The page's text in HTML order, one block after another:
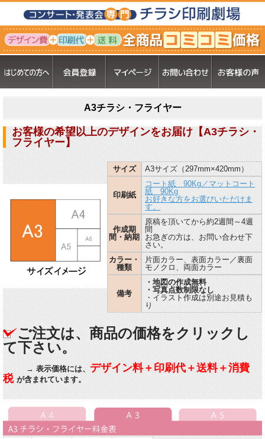
A3チラシ・フライヤー
お客様の希望以上のデザインをお届け【A3チラシ・
フライヤー】
サイズ A3サイズ（297mm×420mm）
印刷紙
コート紙 90Kg／マットコート
紙 90Kg
お好きな方をお選びいただけま
す。
作成期
間・納期
原稿を頂いてから約2週間～4週
間
お急ぎの方は、お問い合わせ下
さい。
カラー・
種類
片面カラー、表面カラー／裏面
モノクロ、両面カラー
備考
・地図の作成無料
・写真点数制限なし
・イラスト作成は別途お見積も
り
ご注文は、商品の価格をクリックし
て下さい。
→ 表示価格には、デザイン料＋印刷代＋送料＋消費
税 が含まれています。